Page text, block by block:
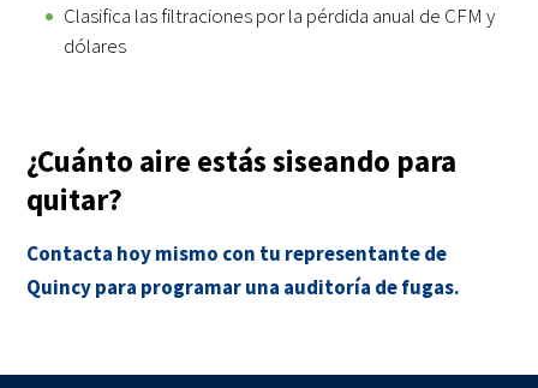
Clasifica las filtraciones por la pérdida anual de CFM y
dólares
¿Cuánto aire estás siseando para
quitar?
Contacta hoy mismo con tu representante de
Quincy para programar una auditoría de fugas.